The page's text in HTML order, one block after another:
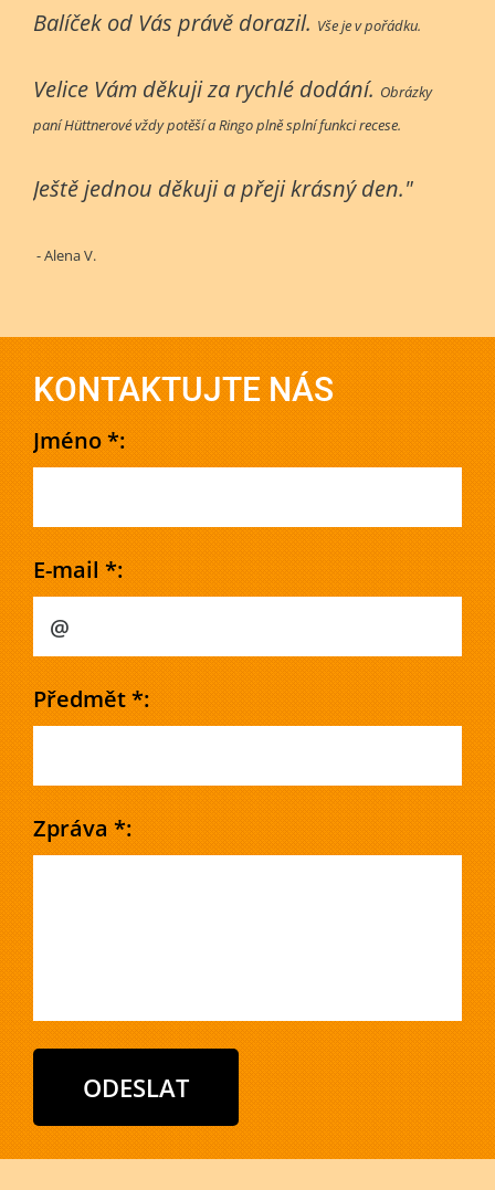
Balíček od Vás právě dorazil. Vše je v pořádku.
Velice Vám děkuji za rychlé dodání. Obrázky
paní Hüttnerové vždy potěší a Ringo plně splní funkci recese.
Ještě jednou děkuji a přeji krásný den."
- Alena V.
KONTAKTUJTE NÁS
Jméno *:
E-mail *:
Předmět *:
Zpráva *: